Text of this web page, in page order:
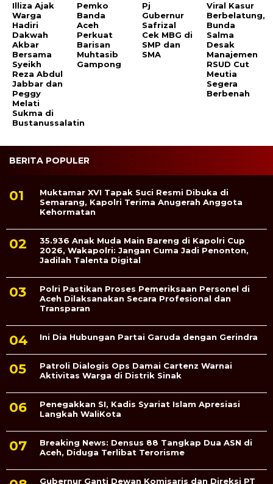
Illiza Ajak
Warga
Hadiri
Dakwah
Akbar
Bersama
Syeikh
Reza Abdul
Jabbar dan
Peggy
Melati
Sukma di
Bustanussalatin
Pemko
Banda
Aceh
Perkuat
Barisan
Muhtasib
Gampong
Pj
Gubernur
Safrizal
Cek MBG di
SMP dan
SMA
Viral Kasur
Berbelatung,
Bunda
Salma
Desak
Manajemen
RSUD Cut
Meutia
Segera
Berbenah
BERITA POPULER
Muktamar XVI Tapak Suci Resmi Dibuka di
Semarang, Kapolri Terima Anugerah Anggota
Kehormatan
35.936 Anak Muda Main Bareng di Kapolri Cup
2026, Wakapolri: Jangan Cuma Jadi Penonton,
Jadilah Talenta Digital
Polri Pastikan Proses Pemeriksaan Personel di
Aceh Dilaksanakan Secara Profesional dan
Transparan
Ini Dia Hubungan Partai Garuda dengan Gerindra
Patroli Dialogis Ops Damai Cartenz Warnai
Aktivitas Warga di Distrik Sinak
Penegakkan SI, Kadis Syariat Islam Apresiasi
Langkah WaliKota
Breaking News: Densus 88 Tangkap Dua ASN di
Aceh, Diduga Terlibat Terorisme
Gubernur Ganti Dewan Komisaris dan Direksi PT